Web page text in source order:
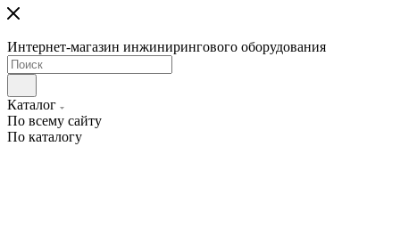
Интернет-магазин инжинирингового оборудования
Каталог
По всему сайту
По каталогу